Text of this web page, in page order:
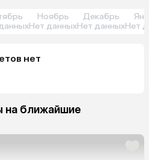
Ноябрь
Нет данных
Декабрь
Нет данныхНет
нет
на ближайшие